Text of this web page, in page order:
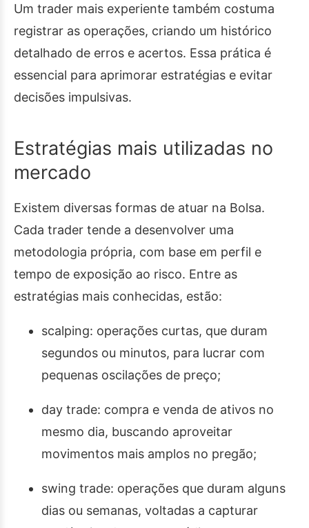
Um trader mais experiente também costuma
registrar as operações, criando um histórico
detalhado de erros e acertos. Essa prática é
essencial para aprimorar estratégias e evitar
decisões impulsivas.
Estratégias mais utilizadas no
mercado
Existem diversas formas de atuar na Bolsa.
Cada trader tende a desenvolver uma
metodologia própria, com base em perfil e
tempo de exposição ao risco. Entre as
estratégias mais conhecidas, estão:
scalping: operações curtas, que duram
segundos ou minutos, para lucrar com
pequenas oscilações de preço;
day trade: compra e venda de ativos no
mesmo dia, buscando aproveitar
movimentos mais amplos no pregão;
swing trade: operações que duram alguns
dias ou semanas, voltadas a capturar